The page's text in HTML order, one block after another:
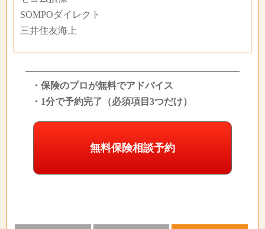
SOMPOダイレクト
三井住友海上
・保険のプロが無料でアドバイス
・1分で予約完了（必須項目3つだけ）
無料保険相談予約